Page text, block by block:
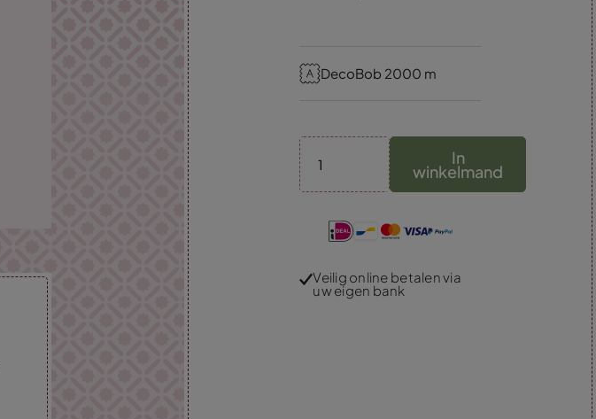
DecoBob 2000 m
In
winkelmand
Veilig online betalen via
uw eigen bank